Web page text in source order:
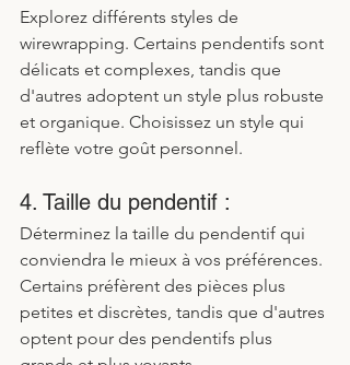
Explorez différents styles de
wirewrapping. Certains pendentifs sont
délicats et complexes, tandis que
d'autres adoptent un style plus robuste
et organique. Choisissez un style qui
reflète votre goût personnel.
4. Taille du pendentif :
Déterminez la taille du pendentif qui
conviendra le mieux à vos préférences.
Certains préfèrent des pièces plus
petites et discrètes, tandis que d'autres
optent pour des pendentifs plus